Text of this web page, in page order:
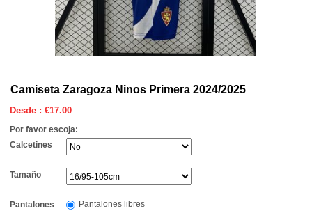
Camiseta Zaragoza Ninos Primera 2024/2025
Desde :€17.00
Por favor escoja:
Calcetines
Tamaño
Pantalones Pantalones libres